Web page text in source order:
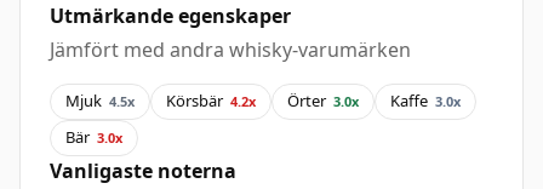
Utmärkande egenskaper
Jämfört med andra whisky-varumärken
Mjuk 4.5x Körsbär 4.2x Örter 3.0x Kaffe 3.0x
Bär 3.0x
Vanligaste noterna